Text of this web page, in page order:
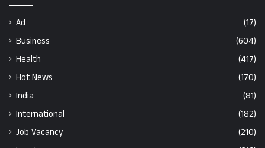
Ad
(17)
Business
(604)
Health
(417)
Hot News
(170)
India
(81)
International
(182)
Job Vacancy
(210)